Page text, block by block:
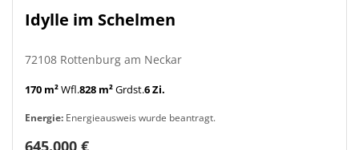
Idylle im Schelmen
72108 Rottenburg am Neckar
170 m²Wfl.828 m²Grdst.6 Zi.
Energie: Energieausweis wurde beantragt.